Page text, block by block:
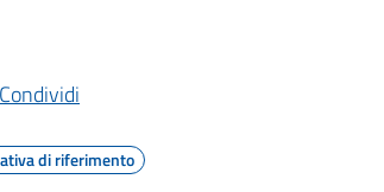
Condividi
di riferimento